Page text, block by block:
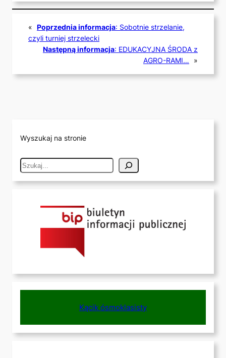
« Poprzednia informacja: Sobotnie strzelanie,
czyli turniej strzelecki
Następną informacja: EDUKACYJNA ŚRODA z
AGRO-RAMI…
»
Wyszukaj na stronie
S
Kącik ósmoklasisty